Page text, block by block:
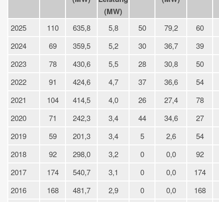
(MW)
2025 110 635,8 5,8 50 79,2
60
2024
69 359,5 5,2 30 36,7
39
2023
78 430,6 5,5 28 30,8
50
2022
91 424,6 4,7 37 36,6
54
2021
104 414,5 4,0 26 27,4
78
2020
71 242,3 3,4 44 34,6
27
2019
59 201,3 3,4 5 2,6
54
2018
92 298,0 3,2 0 0,0
92
2017
174 540,7 3,1 0 0,0
174
2016
168 481,7 2,9 0 0,0
168